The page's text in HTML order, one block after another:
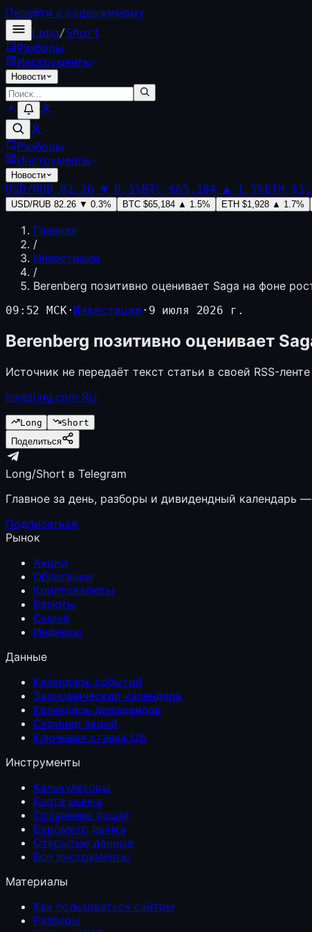
Перейти к содержимому
Long/Short
Разборы
Инструменты
Новости
Разборы
Инструменты
Новости
USD/RUB 82.26 ▼ 0.3%BTC $65,184 ▲ 1.5%ETH
USD/RUB 82.26 ▼ 0.3% BTC $65,184 ▲ 1.5% ETH $1,928 ▲ 1.7%
Главная
/
Инвестиции
/
Berenberg позитивно оценивает Saga на фоне
09:52 МСК· Инвестиции · 9 июля 2026 г.
Berenberg позитивно оценивает
Источник не передаёт текст статьи в своей RSS-
Investing.com RU
Long
Short
Поделиться
Long/Short в Telegram
Главное за день, разборы и дивидендный календарь
Подписаться
Рынок
Акции
Облигации
Криптовалюты
Валюты
Сырьё
Индексы
Данные
Календарь событий
Экономический календарь
Календарь дивидендов
Скринер акций
Ключевая ставка ЦБ
Инструменты
Калькуляторы
Карта рынка
Сравнение акций
Барометр рынка
Открытые данные
Все инструменты
Материалы
Как пользоваться сайтом
Разборы